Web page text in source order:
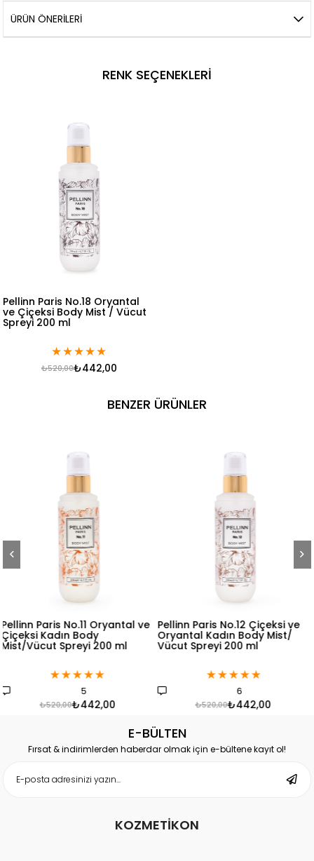
ÜRÜN ÖNERILERI
RENK SEÇENEKLERI
Pellinn Paris No.18 Oryantal
ve Çiçeksi Body Mist / Vücut
Spreyi 200 ml
★★★★★
₺442,00
₺520,00
BENZER ÜRÜNLER
Pellinn Paris No.12 Çiçeksi ve
Oryantal Kadın Body Mist/
Vücut Spreyi 200 ml
★★★★
₺442,00
₺520,00
Pellinn Paris No.13 Çiçeksi
Kadın Body Mist/Vücut
Spreyi 200 ml
★★★★
₺442,00
₺520,00
E-BÜLTEN
Fırsat & indirimlerden haberdar olmak için e-bültene kayıt ol!
KOZMETİKON